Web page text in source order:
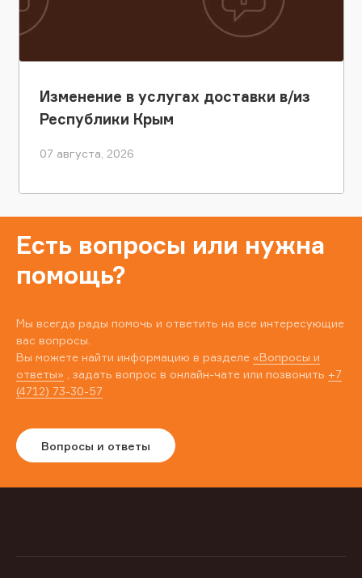
Изменение в услугах доставки в/из
Республики Крым
07 августа, 2026
Есть вопросы или нужна
помощь?
Мы всегда рады помочь и ответить на все интересующие
вас вопросы.
Вы можете найти информацию в разделе «Вопросы и
ответы» , задать вопрос в онлайн-чате или позвонить +7
(4712) 73-30-57
Вопросы и ответы